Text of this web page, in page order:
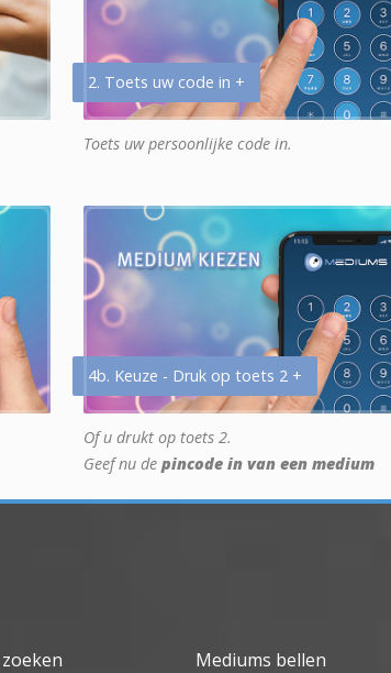
2. Toets uw code in +
Toets uw persoonlijke code in.
4b. Keuze - Druk op toets 2 +
Of u drukt op toets 2.
Geef nu de pincode in van een medium
Mediums bellen